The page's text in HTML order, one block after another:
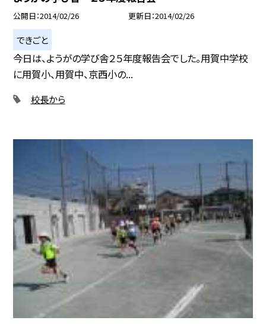
公開日 2014/02/26 更新日 2014/02/26
できごと
今日は、ようがの学び舎２５年度報告会でした。用賀中学校
に用賀小、用賀中、京西小の...
校長から